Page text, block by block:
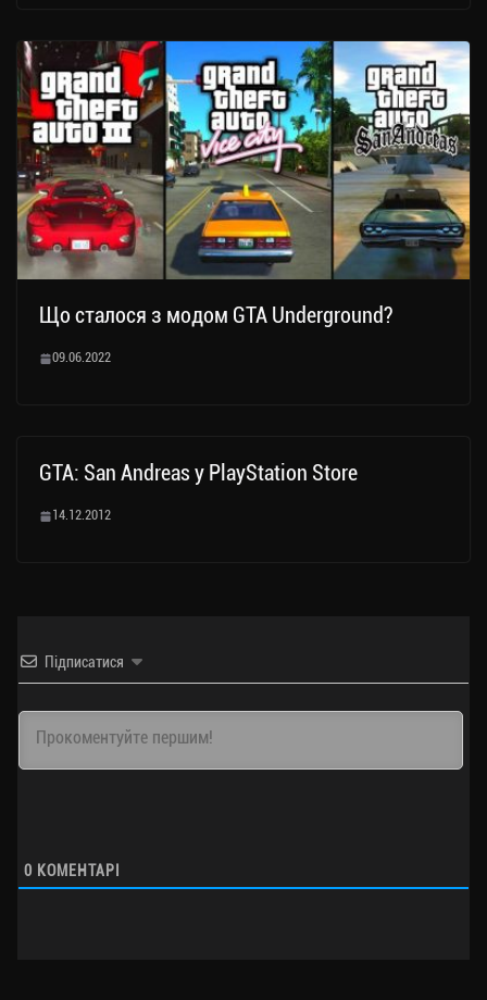
Що сталося з модом GTA Underground?
09.06.2022
GTA: San Andreas у PlayStation Store
14.12.2012
Підписатися
0 КОМЕНТАРІ